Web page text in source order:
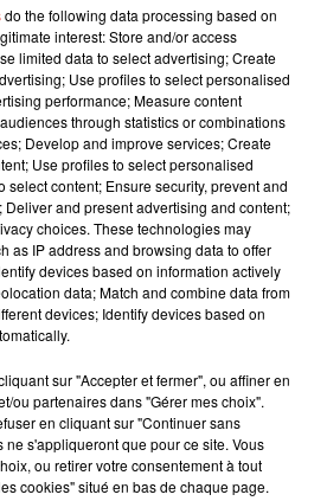
elles sont faibles… et très
2026
Lieb s’essaye à la vie de chatelain
son nouveau clip
do the following data processing based on
interest: Store and/or access
limited data to select advertising; Create
Use profiles to select personalised
performance; Measure content
through statistics or combinations
Develop and improve services; Create
Use profiles to select personalised
select content; Ensure security, prevent and
Deliver and present advertising and content;
choices. These technologies may
as IP address and browsing data to offer
devices based on information actively
data; Match and combine data from
devices; Identify devices based on
sur "Accepter et fermer", ou affiner en
ou partenaires dans "Gérer mes choix".
en cliquant sur "Continuer sans
ne s'appliqueront que pour ce site. Vous
ou retirer votre consentement à tout
cookies" situé en bas de chaque page.